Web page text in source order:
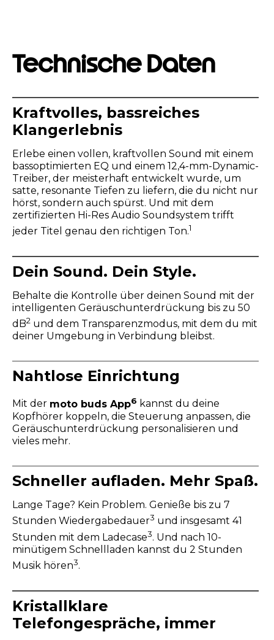
Technische Daten
Kraftvolles, bassreiches
Klangerlebnis
Erlebe einen vollen, kraftvollen Sound mit einem
bassoptimierten EQ und einem 12,4-mm-Dynamic-
Treiber, der meisterhaft entwickelt wurde, um
satte, resonante Tiefen zu liefern, die du nicht nur
hörst, sondern auch spürst. Und mit dem
zertifizierten Hi-Res Audio Soundsystem trifft
jeder Titel genau den richtigen Ton.1
Dein Sound. Dein Style.
Behalte die Kontrolle über deinen Sound mit der
intelligenten Geräuschunterdrückung bis zu 50
dB2 und dem Transparenzmodus, mit dem du mit
deiner Umgebung in Verbindung bleibst.
Nahtlose Einrichtung
Mit der moto buds App6 kannst du deine
Kopfhörer koppeln, die Steuerung anpassen, die
Geräuschunterdrückung personalisieren und
vieles mehr.
Schneller aufladen. Mehr Spaß.
Lange Tage? Kein Problem. Genieße bis zu 7
Stunden Wiedergabedauer3 und insgesamt 41
Stunden mit dem Ladecase3. Und nach 10-
minütigem Schnellladen kannst du 2 Stunden
Musik hören3.
Kristallklare
Telefongespräche, immer